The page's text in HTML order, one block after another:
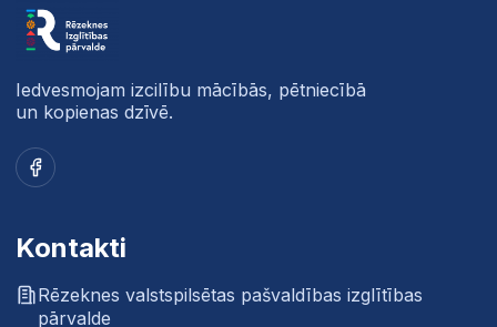
Iedvesmojam izcilību mācībās, pētniecībā
un kopienas dzīvē.
Facebook
Kontakti
Rēzeknes valstspilsētas pašvaldības izglītības
pārvalde